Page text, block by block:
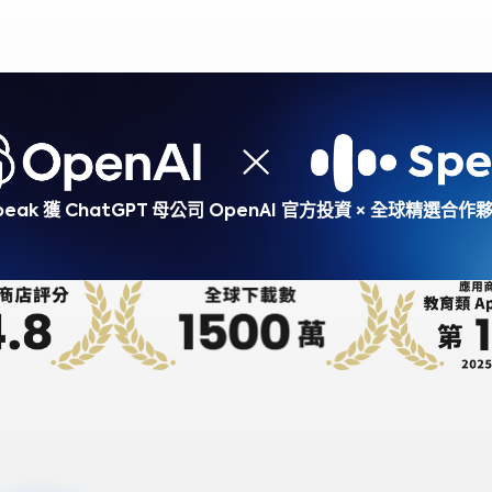
獲 ChatGPT 母公司 OpenAI 官方投資 × 全球精選合作